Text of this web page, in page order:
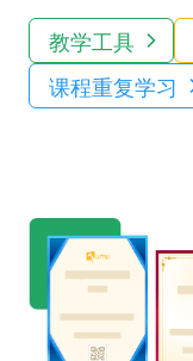
教学工具
课程重复学习